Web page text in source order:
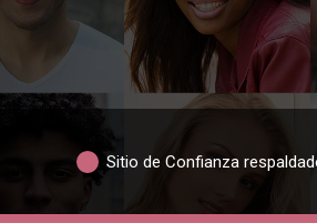
Sitio de Confianza